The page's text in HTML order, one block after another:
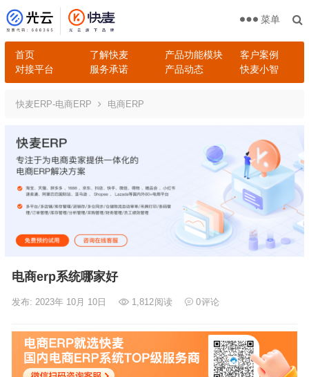
首页 了解快麦 产品功能模块
客户案例
对接平台
服务承诺 产品动态 快麦小智
菜单
快麦ERP-电商ERP 电商ERP
电商erp系统哪家好
发布: 2023年 10月 10日 1,812阅读 0评论